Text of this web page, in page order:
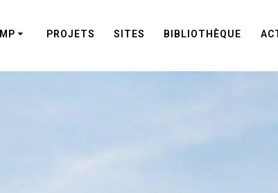
PROJETS SITES BIBLIOTHÈQUE